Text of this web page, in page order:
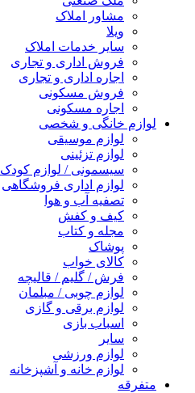
مشاور املاک
ویلا
سایر خدمات املاک
فروش اداری و تجاری
اجاره اداری و تجاری
فروش مسکونی
اجاره مسکونی
لوازم خانگی و شخصی
لوازم موسیقی
لوازم تزئینی
سیسمونی / لوازم کودک
لوازم اداری فروشگاهی
تصفیه آب و هوا
کیف و کفش
مجله و کتاب
پوشاک
کالای خواب
فرش / گلیم / قالیچه
لوازم چوبی / مبلمان
لوازم برقی و گازی
اسباب بازی
سایر
لوازم ورزشی
لوازم خانه و آشپزخانه
متفرقه